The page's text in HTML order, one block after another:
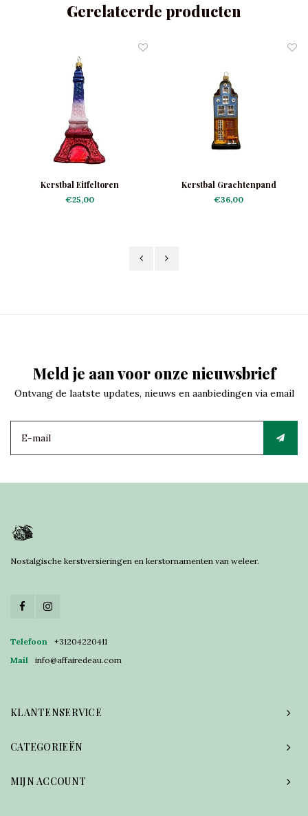
Gerelateerde producten
Kerstbal Eiffeltoren
€25,00
Kerstbal Grachtenpand
Lichtblauw
€36,00
Meld je aan voor onze nieuwsbrief
Ontvang de laatste updates, nieuws en aanbiedingen via email
Nostalgische kerstversieringen en kerstornamenten van weleer.
Telefoon
+31204220411
Mail
info@affairedeau.com
KLANTENSERVICE
CATEGORIEËN
MIJN ACCOUNT